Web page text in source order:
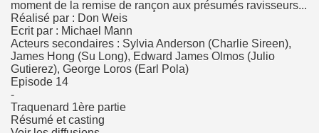
moment de la remise de rançon aux présumés ravisseurs...
Réalisé par : Don Weis
Ecrit par : Michael Mann
Acteurs secondaires : Sylvia Anderson (Charlie Sireen),
James Hong (Su Long), Edward James Olmos (Julio
Gutierez), George Loros (Earl Pola)
Episode 14
-
Traquenard 1ère partie
Résumé et casting